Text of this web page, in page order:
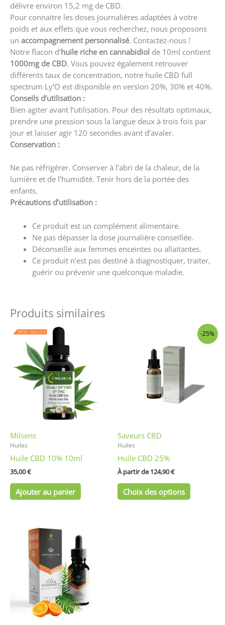
délivre environ 15,2 mg de CBD.
Pour connaitre les doses journalières adaptées à votre
poids et aux effets que vous recherchez, nous proposons
un accompagnement personnalisé. Contactez-nous !
Notre flacon d’huile riche en cannabidiol de 10ml contient
1000mg de CBD. Vous pouvez également retrouver
différents taux de concentration, notre huile CBD full
spectrum Ly’O est disponible en version 20%, 30% et 40%.
Conseils d’utilisation :
Bien agiter avant l’utilisation. Pour des résultats optimaux,
prendre une pression sous la langue deux à trois fois par
jour et laisser agir 120 secondes avant d’avaler.
Conservation :
Ne pas réfrigérer. Conserver à l’abri de la chaleur, de la
lumière et de l’humidité. Tenir hors de la portée des
enfants.
Précautions d’utilisation :
Ce produit est un complément alimentaire.
Ne pas dépasser la dose journalière conseillée.
Déconseillé aux femmes enceintes ou allaitantes.
Ce produit n’est pas destiné à diagnostiquer, traiter,
guérir ou prévenir une quelconque maladie.
Produits similaires
Milsens
Huiles
Huile CBD 10% 10ml
35,00€
Ajouter au panier
-25%
Saveurs CBD
Huiles
Huile CBD 25%
À partir de 124,90€
Choix des options
Ce
produit
Les
du
produit
a
plusieurs
variations.
Les
options
peuvent